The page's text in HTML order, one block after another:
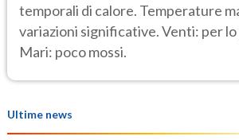
temporali di calore. Temperature
variazioni significative. Venti: per
Mari: poco mossi.
Ultime news